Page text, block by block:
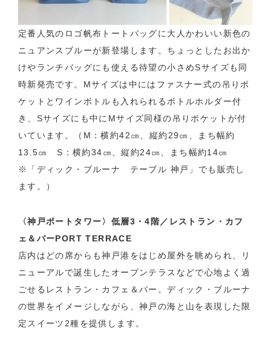
定番人気のロゴ帆布トートバッグに大人かわいい新色の
ニュアンスブルーが新登場します。ちょっとしたお出か
けやランチバッグにも使える待望の小さめSサイズも同
時新発売です。Mサイズは中にはファスナー式の吊りポ
ケットとワインボトルも入れられるボトルホルダー付
き、Sサイズにも中にMサイズ同様の吊りポケットが付
いています。（M：横約42㎝、縦約29㎝、まち幅約
13.5㎝ S：横約34㎝、縦約24㎝、まち幅約14㎝
※「ディック・ブルーナ テーブル 神戸」でも販売し
ます。）
〈神戸ポートタワー〉低層3・4階／レストラン・カフ
ェ＆バーPORT TERRACE
店内はどの席からも神戸港をはじめ屋外を眺められ、リ
ニューアルで誕生したオープンテラスなどで心地よく過
ごせるレストラン・カフェ＆バー。ディック・ブルーナ
の世界をイメージしながら、神戸の海と山を表現した限
定スイーツ2種を提供します。